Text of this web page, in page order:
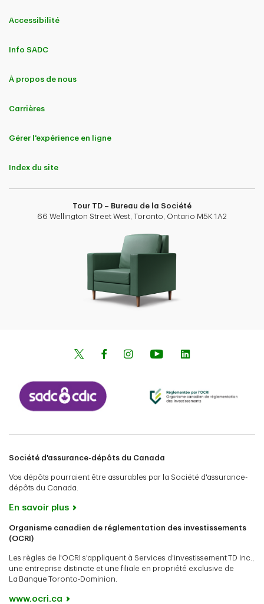
Accessibilité
Info SADC
À propos de nous
Carrières
Gérer l'expérience en ligne
Index du site
Tour TD – Bureau de la Société
66 Wellington Street West, Toronto, Ontario M5K 1A2
Société d'assurance-dépôts du Canada
Vos dépôts pourraient être assurables par la Société d'assurance-
dépôts du Canada.
En savoir plus
Organisme canadien de réglementation des investissements
(OCRI)
Les règles de l'OCRI s'appliquent à Services d'investissement TD Inc.,
une entreprise distincte et une filiale en propriété exclusive de
La Banque Toronto-Dominion.
www.ocri.ca